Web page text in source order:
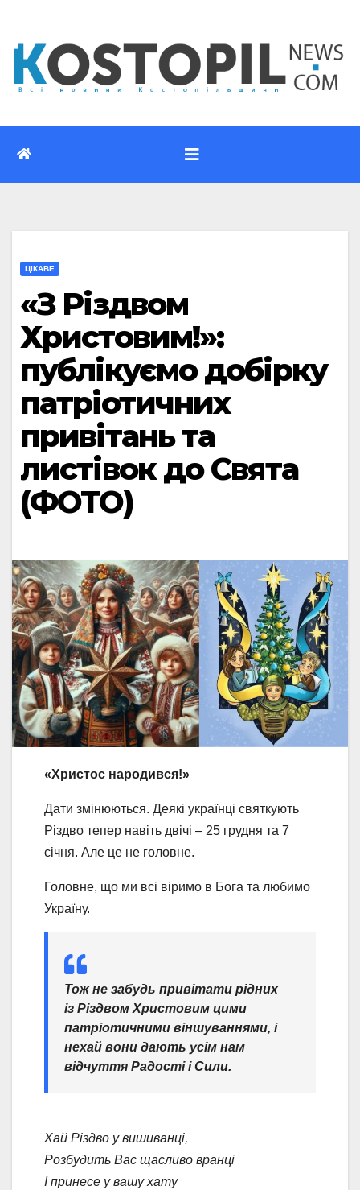
вмісту
ЦІКАВЕ
«З Різдвом
Христовим!»:
публікуємо добірку
патріотичних
привітань та
листівок до Свята
(ФОТО)
«Христос народився!»
Дати змінюються. Деякі українці святкують
Різдво тепер навіть двічі – 25 грудня та 7
січня. Але це не головне.
Головне, що ми всі віримо в Бога та любимо
Україну.
Тож не забудь привітати рідних
із Різдвом Христовим цими
патріотичними віншуваннями, і
нехай вони дають усім нам
відчуття Радості і Сили.
Хай Різдво у вишиванці,
Розбудить Вас щасливо вранці
І принесе у вашу хату